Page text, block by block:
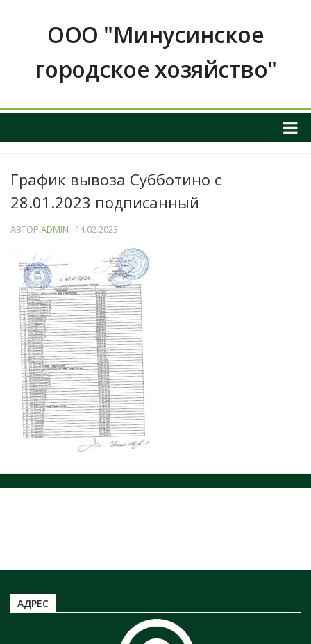
ООО "Минусинское
городское хозяйство"
ОБЩАЯ ИНФОРМАЦИЯ О ПРЕДПРИЯТИИ
График приема граждан
ИНФОРМАЦИЯ О РУКОВОДСТВЕ
РЕКВИЗИТЫ И КОНТАКТНЫЕ ДАННЫЕ
ПОЛОЖЕНИЕ О ЗАКУПКАХ
Услуги и тарифы
ЗАХОРОНЕНИЕ ОТХОДОВ
НОРМАТИВНЫЕ ДОКУМЕНТЫ
ЮРИДИЧЕСКИМ ЛИЦАМ
ЗАХОРОНЕНИЕ ТКО
Информация по захоронению НКО
ТАРИФЫ ТКО
График вывоза Субботино с
28.01.2023 подписанный
АВТОР ADMIN · 14.02.2023
АДРЕС